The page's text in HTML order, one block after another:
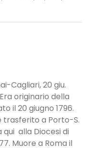
Cagliari, 20 giu.
originario della
il 20 giugno 1796.
trasferito a Porto-S.
qui alla Diocesi di
Muore a Roma il